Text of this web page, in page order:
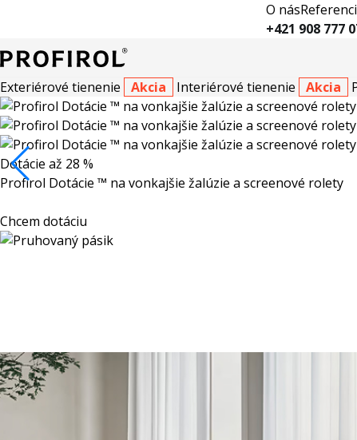
O nás
+421 908 777
Exteriérové tienenie
Akcia Interiérové tienenie Akcia
Dotácie až 28 %
Profirol Dotácie ™ na vonkajšie žalúzie a screenové rolety
Chcem dotáciu